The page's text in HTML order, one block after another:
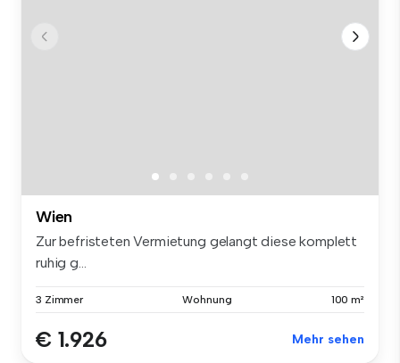
Wien
Zur befristeten Vermietung gelangt diese komplett
ruhig g...
3 Zimmer Wohnung 100 m²
€ 1.926 Mehr sehen